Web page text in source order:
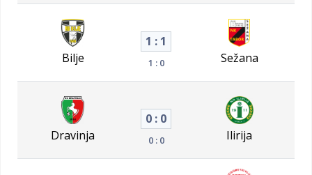
Bilje
1 : 1
1 : 0 Sežana
Dravinja
0 : 0
0 : 0 Ilirija